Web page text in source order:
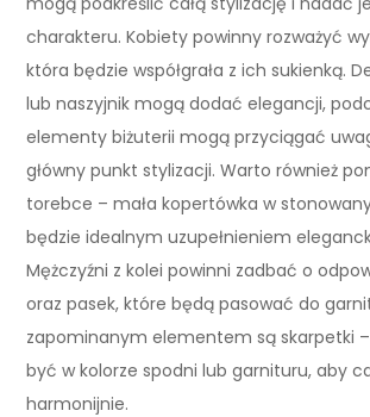
charakteru. Kobiety powinny rozważyć
która będzie współgrała z ich sukienką.
lub naszyjnik mogą dodać elegancji,
elementy biżuterii mogą przyciągać
główny punkt stylizacji. Warto również
torebce – mała kopertówka w
będzie idealnym uzupełnieniem
Mężczyźni z kolei powinni zadbać o
oraz pasek, które będą pasować do
zapominanym elementem są skarpetki
być w kolorze spodni lub garnituru, aby
harmonijnie.